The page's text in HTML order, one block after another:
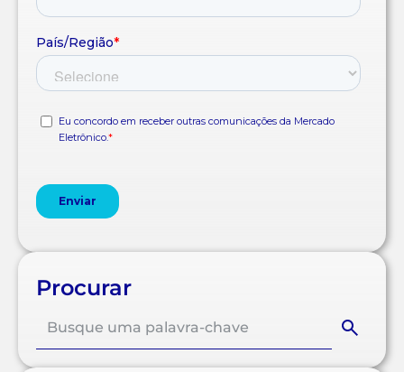
Procurar